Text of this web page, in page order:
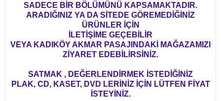
SADECE BİR BÖLÜMÜNÜ KAPSAMAKTADIR.
ARADIĞINIZ YA DA SİTEDE GÖREMEDİĞİNİZ
ÜRÜNLER İÇİN
İLETİŞİME GEÇEBİLİR
VEYA KADIKÖY AKMAR PASAJINDAKİ MAĞAZAMIZI
ZİYARET EDEBİLİRSİNİZ.
SATMAK , DEĞERLENDİRMEK İSTEDİĞİNİZ
PLAK, CD, KASET, DVD LERİNİZ İÇİN LÜTFEN FİYAT
İSTEYİNİZ.